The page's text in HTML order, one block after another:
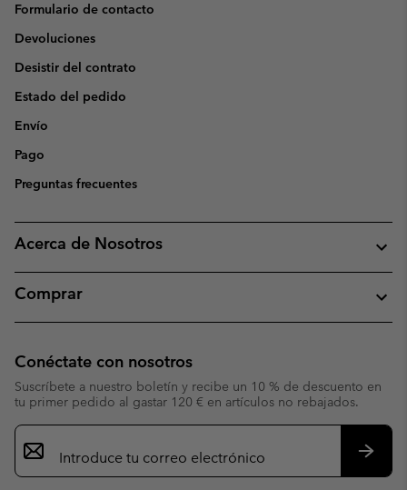
Formulario de contacto
Devoluciones
Desistir del contrato
Estado del pedido
Envío
Pago
Preguntas frecuentes
Acerca de Nosotros
Comprar
Conéctate con nosotros
Suscríbete a nuestro boletín y recibe un 10 % de descuento en
tu primer pedido al gastar 120 € en artículos no rebajados.
Suscripción
de
correo